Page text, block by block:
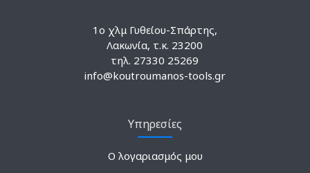
1ο χλμ Γυθείου-Σπάρτης,
Λακωνία, τ.κ. 23200
τηλ. 27330 25269
info@koutroumanos-tools.gr
Υπηρεσίες
Ο λογαριασμός μου